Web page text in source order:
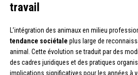
travail
L’intégration des animaux en milieu
tendance sociétale plus large de
animal. Cette évolution se traduit par des
des cadres juridiques et des pratiques
implications significatives pour les années à